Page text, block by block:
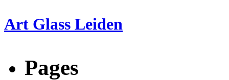
Art Glass Leiden
Pages